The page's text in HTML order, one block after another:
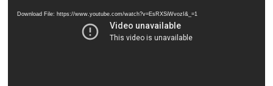
Download File: https://www.youtube.com/watch?v=EsRXSiWvozI&_=1